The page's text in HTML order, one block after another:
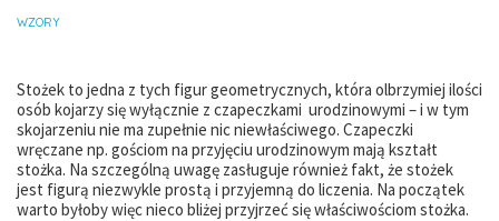
WZORY
Stożek to jedna z tych figur geometrycznych, która olbrzymiej ilości
osób kojarzy się wyłącznie z czapeczkami urodzinowymi – i w tym
skojarzeniu nie ma zupełnie nic niewłaściwego. Czapeczki
wręczane np. gościom na przyjęciu urodzinowym mają kształt
stożka. Na szczególną uwagę zasługuje również fakt, że stożek
jest figurą niezwykle prostą i przyjemną do liczenia. Na początek
warto byłoby więc nieco bliżej przyjrzeć się właściwościom stożka.